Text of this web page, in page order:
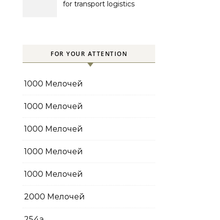
for transport logistics
FOR YOUR ATTENTION
1000 Мелочей
1000 Мелочей
1000 Мелочей
1000 Мелочей
1000 Мелочей
2000 Мелочей